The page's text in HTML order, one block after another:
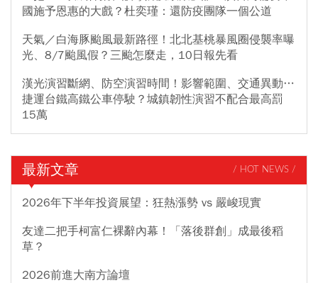
國施予恩惠的大戲？杜奕瑾：還防疫團隊一個公道
天氣／白海豚颱風最新路徑！北北基桃暴風圈侵襲率曝
光、8/7颱風假？三颱怎麼走，10日報先看
漢光演習斷網、防空演習時間！影響範圍、交通異動…
捷運台鐵高鐵公車停駛？城鎮韌性演習不配合最高罰
15萬
最新文章 / HOT NEWS /
2026年下半年投資展望：狂熱漲勢 vs 嚴峻現實
友達二把手柯富仁裸辭內幕！「落後群創」成最後稻
草？
2026前進大南方論壇